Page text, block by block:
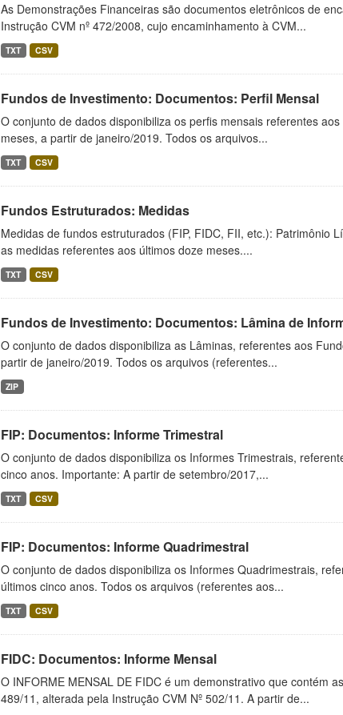
As Demonstrações Financeiras são documentos eletrônicos de
Instrução CVM nº 472/2008, cujo encaminhamento à CVM...
TXT CSV
Fundos de Investimento: Documentos: Perfil Mensal
O conjunto de dados disponibiliza os perfis mensais referentes
meses, a partir de janeiro/2019. Todos os arquivos...
TXT CSV
Fundos Estruturados: Medidas
Medidas de fundos estruturados (FIP, FIDC, FII, etc.): Patrimônio
as medidas referentes aos últimos doze meses....
TXT CSV
Fundos de Investimento: Documentos: Lâmina de
O conjunto de dados disponibiliza as Lâminas, referentes aos
partir de janeiro/2019. Todos os arquivos (referentes...
ZIP
FIP: Documentos: Informe Trimestral
O conjunto de dados disponibiliza os Informes Trimestrais,
cinco anos. Importante: A partir de setembro/2017,...
TXT CSV
FIP: Documentos: Informe Quadrimestral
O conjunto de dados disponibiliza os Informes Quadrimestrais,
últimos cinco anos. Todos os arquivos (referentes aos...
TXT CSV
FIDC: Documentos: Informe Mensal
O INFORME MENSAL DE FIDC é um demonstrativo que contém
489/11, alterada pela Instrução CVM Nº 502/11. A partir de...